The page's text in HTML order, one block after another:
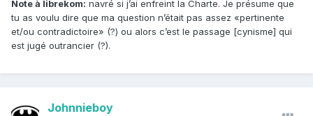
Note à librekom: navré si j’ai enfreint la Charte. Je présume que
tu as voulu dire que ma question n’était pas assez «pertinente
et/ou contradictoire» (?) ou alors c’est le passage [cynisme] qui
est jugé outrancier (?).
Johnnieboy